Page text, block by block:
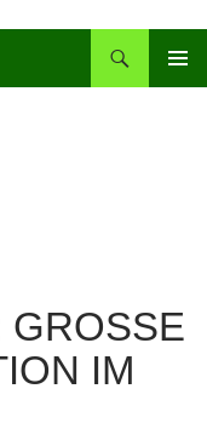
R
IM B